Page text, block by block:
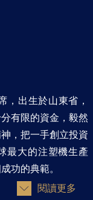
，出生於山東省，
有限的資金，毅然
，把一手創立投資
最大的注塑機生產
功的典範。
閱讀更多